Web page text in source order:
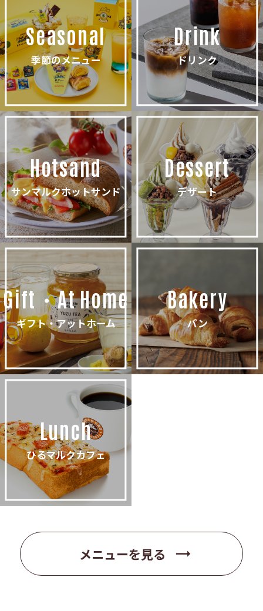
Seasonal
季節のメニュー
Drink
ドリンク
Hotsand
サンマルクホットサンド
Dessert
デザート
Gift・At Home
ギフト・アットホーム
Bakery
パン
Lunch
ひるマルクカフェ
メニューを見る trending_flat